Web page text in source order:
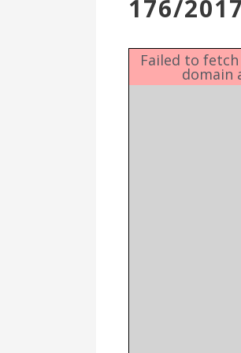
176/2017
Failed to
domain